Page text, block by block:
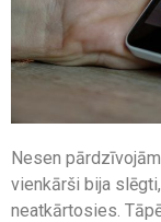
Nesen
vienkārši bija
neatkārtosies.